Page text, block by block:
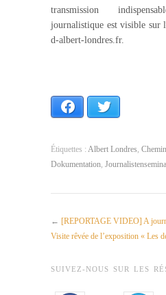
transmission
journalistique est visible sur
d-albert-londres.fr.
Facebook
Étiquettes : Albert Londres
Dokumentation
← [REPORTAGE VIDEO] A
Visite rêvée de l’exposition « Les
SUIVEZ-NOUS SUR LES